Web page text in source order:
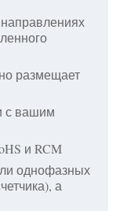
размещает
с вашим
и RCM
однофазных
а